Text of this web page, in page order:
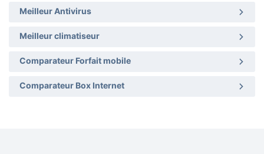
Meilleur Antivirus
Meilleur climatiseur
Comparateur Forfait mobile
Comparateur Box Internet